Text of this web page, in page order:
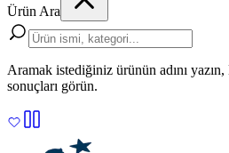
Ürün Ara
Aramak istediğiniz ürünün adını
sonuçları görün.